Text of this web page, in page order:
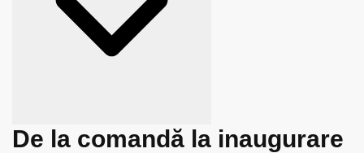
De la comandă la inaugurare